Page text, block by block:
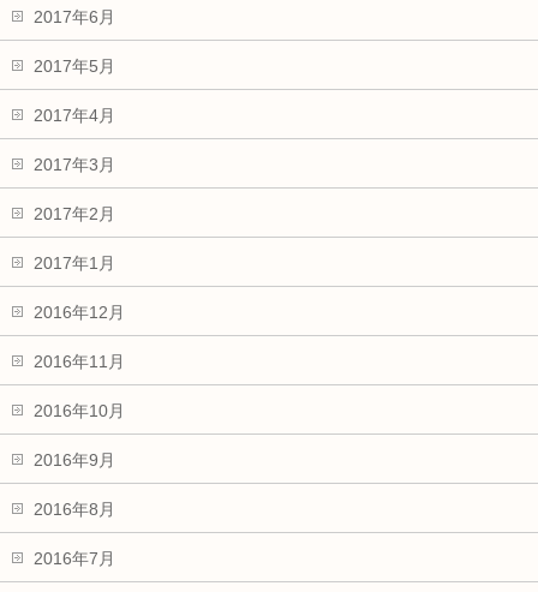
2017年6月
2017年5月
2017年4月
2017年3月
2017年2月
2017年1月
2016年12月
2016年11月
2016年10月
2016年9月
2016年8月
2016年7月